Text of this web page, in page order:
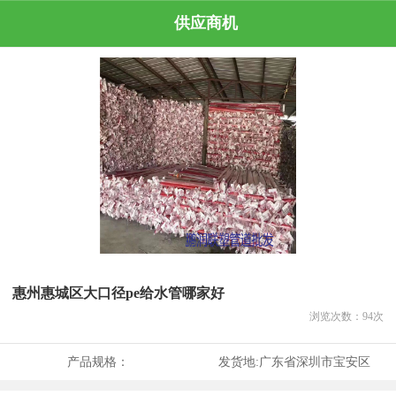
供应商机
惠州惠城区大口径pe给水管哪家好
浏览次数： 94次
产品规格： 发货地:广东省深圳市宝安区